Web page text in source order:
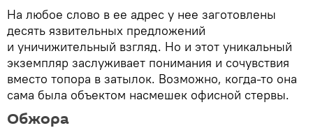
На любое слово в ее адрес у нее заготовлены
десять язвительных предложений
и уничижительный взгляд. Но и этот уникальный
экземпляр заслуживает понимания и сочувствия
вместо топора в затылок. Возможно, когда-то она
сама была объектом насмешек офисной стервы.
Обжора